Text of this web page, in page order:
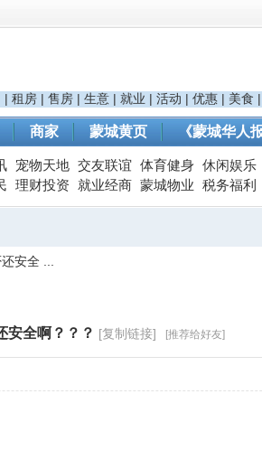
| 租房 | 售房 | 生意 | 就业 | 活动 | 优惠 | 美食 |
商家 蒙城黄页 《蒙城华人
宠物天地 交友联谊 体育健身 休闲娱乐
理财投资 就业经商 蒙城物业 税务福利
安全 ...
安全啊？？？ [复制链接] [推荐给好友]